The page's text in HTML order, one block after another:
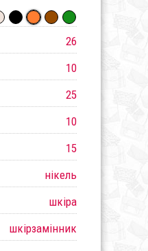
26
10
25
10
15
нікель
шкіра
шкірзамінник